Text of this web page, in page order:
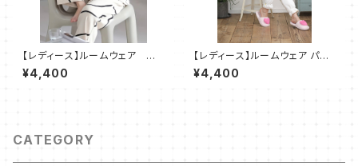
【レディース】ルームウェア ア
ート柄 パジャマ 部屋着 2
点セット
¥4,400
【レディース】ルームウェア パイ
ン柄 レース パジャマ 部屋着 ２
点セット SH507
¥4,400
CATEGORY